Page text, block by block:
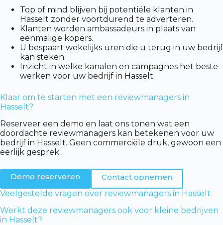
Top of mind blijven bij potentiële klanten in
Hasselt zonder voortdurend te adverteren.
Klanten worden ambassadeurs in plaats van
eenmalige kopers.
U bespaart wekelijks uren die u terug in uw bedrijf
kan steken.
Inzicht in welke kanalen en campagnes het beste
werken voor uw bedrijf in Hasselt.
Klaar om te starten met een reviewmanagers in
Hasselt?
Reserveer een demo en laat ons tonen wat een
doordachte reviewmanagers kan betekenen voor uw
bedrijf in Hasselt. Geen commerciële druk, gewoon een
eerlijk gesprek.
Demo reserveren
Contact opnemen
Veelgestelde vragen over reviewmanagers in Hasselt
Werkt deze reviewmanagers ook voor kleine bedrijven
in Hasselt?